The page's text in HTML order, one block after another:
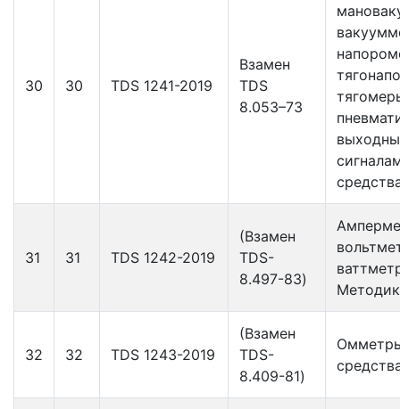
30 30 TDS 1241-2019
Взамен
TDS
8.053–73
31 31 TDS 1242-2019
(Взамен
TDS-
8.497-83)
32 32 TDS 1243-2019
(Взамен
TDS-
8.409-81)